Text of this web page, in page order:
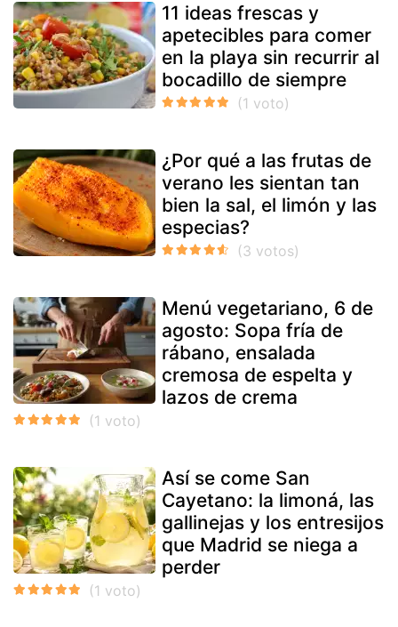
11 ideas frescas y
apetecibles para comer
en la playa sin recurrir al
bocadillo de siempre
¿Por qué a las frutas de
verano les sientan tan
bien la sal, el limón y las
especias?
Menú vegetariano, 6 de
agosto: Sopa fría de
rábano, ensalada
cremosa de espelta y
lazos de crema
Así se come San
Cayetano: la limoná, las
gallinejas y los entresijos
que Madrid se niega a
perder